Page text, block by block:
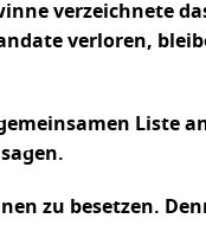
verzeichnete
verloren,
Liste
zu besetzen.